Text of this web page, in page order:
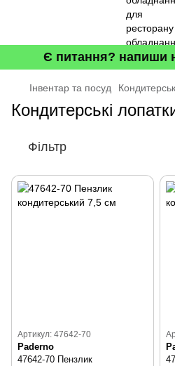
Є питання? напиши
Інвентар та посуд
Кондитерські
Фільтр
Артикул: 47642-70
Paderno
47642-70 Пензлик